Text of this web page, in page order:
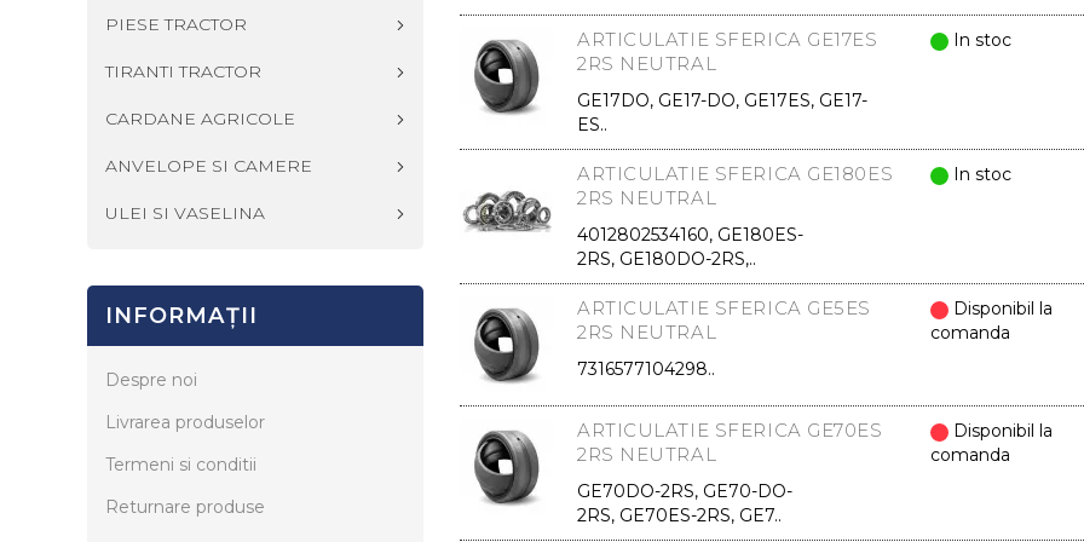
PIESE TRACTOR
TIRANTI TRACTOR
CARDANE AGRICOLE
ANVELOPE SI CAMERE
ULEI SI VASELINA
INFORMAŢII
Despre noi
Livrarea produselor
Termeni si conditii
Returnare produse
ARTICULATIE SFERICA GE17ES
2RS NEUTRAL
GE17DO, GE17-DO, GE17ES, GE17-
ES..
In stoc
ARTICULATIE SFERICA GE180ES
2RS NEUTRAL
4012802534160, GE180ES-
2RS, GE180DO-2RS,..
In stoc
ARTICULATIE SFERICA GE5ES
2RS NEUTRAL
7316577104298..
Disponibil la
comanda
ARTICULATIE SFERICA GE70ES
2RS NEUTRAL
GE70DO-2RS, GE70-DO-
2RS, GE70ES-2RS, GE7..
Disponibil la
comanda